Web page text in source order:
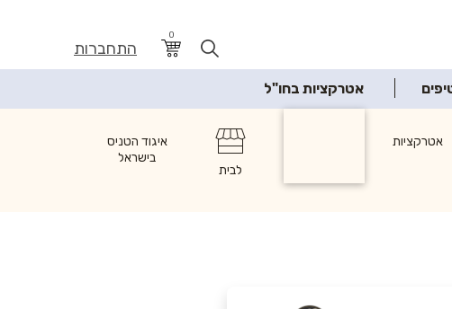
0
התחברות
אטרקציות בחו"ל
אטרקציות
לבית
איגוד הטניס
בישראל